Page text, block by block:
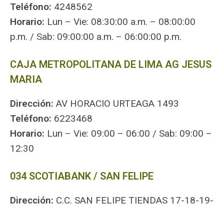
Teléfono: 4248562
Horario: Lun – Vie: 08:30:00 a.m. – 08:00:00
p.m. / Sab: 09:00:00 a.m. – 06:00:00 p.m.
CAJA METROPOLITANA DE LIMA AG JESUS
MARIA
Dirección: AV HORACIO URTEAGA 1493
Teléfono: 6223468
Horario: Lun – Vie: 09:00 – 06:00 / Sab: 09:00 –
12:30
034 SCOTIABANK / SAN FELIPE
Dirección: C.C. SAN FELIPE TIENDAS 17-18-19-